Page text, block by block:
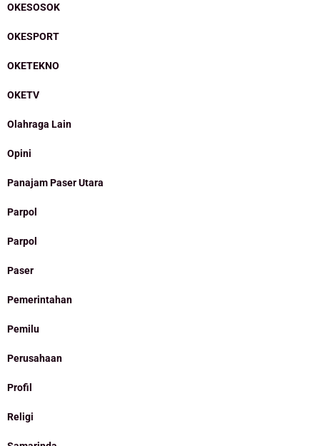
OKESOSOK
OKESPORT
OKETEKNO
OKETV
Olahraga Lain
Opini
Panajam Paser Utara
Parpol
Parpol
Paser
Pemerintahan
Pemilu
Perusahaan
Profil
Religi